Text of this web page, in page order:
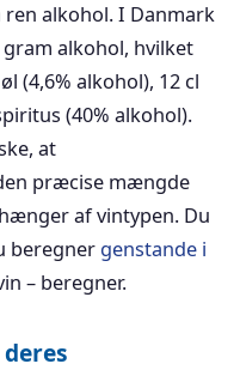
ren alkohol. I Danmark
alkohol, hvilket
(4,6% alkohol), 12 cl
(40% alkohol).
at
præcise mængde
af vintypen. Du
beregner genstande i
– beregner.